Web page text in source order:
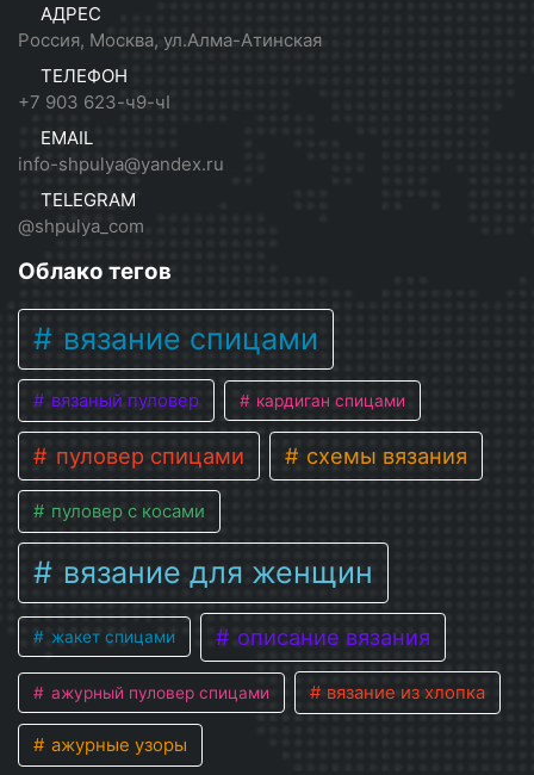
АДРЕС
Россия, Москва, ул.Алма-Атинская
ТЕЛЕФОН
+7 903 623-ч9-чI
EMAIL
info-shpulya@yandex.ru
TELEGRAM
@shpulya_com
Облако тегов
вязание спицами
вязаный пуловер кардиган спицами
пуловер спицами схемы вязания
пуловер с косами
вязание для женщин
жакет спицами описание вязания
ажурный пуловер спицами вязание из хлопка
ажурные узоры